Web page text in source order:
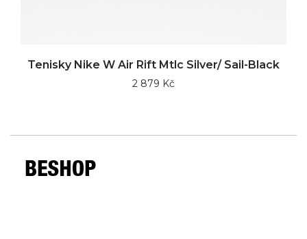
Tenisky Nike W Air Rift Mtlc Silver/ Sail-Black
2 879 Kč